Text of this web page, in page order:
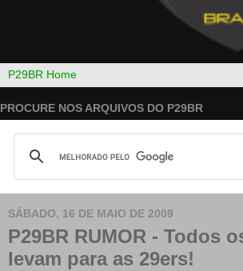
PROCURE NOS ARQUIVOS DO P29BR
SÁBADO, 16 DE MAIO DE 2009
P29BR RUMOR - Todos
levam para as 29ers!